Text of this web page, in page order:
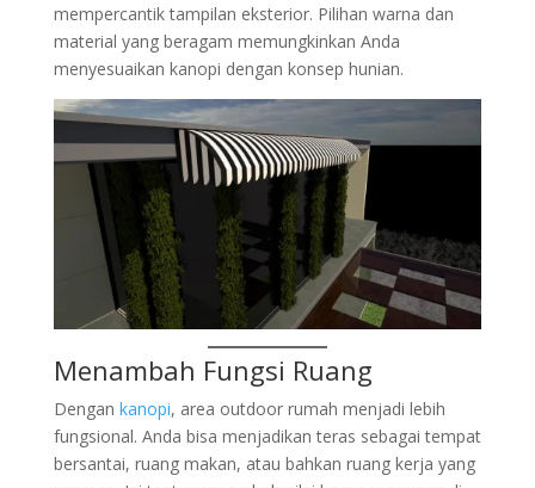
mempercantik tampilan eksterior. Pilihan warna dan
material yang beragam memungkinkan Anda
menyesuaikan kanopi dengan konsep hunian.
Menambah Fungsi Ruang
Dengan kanopi, area outdoor rumah menjadi lebih
fungsional. Anda bisa menjadikan teras sebagai tempat
bersantai, ruang makan, atau bahkan ruang kerja yang